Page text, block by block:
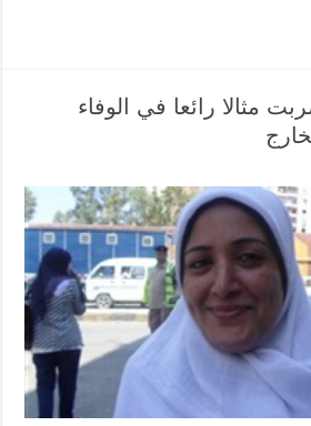
مثالا رائعا في الوفاء